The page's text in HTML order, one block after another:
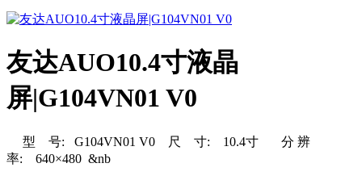
友达AUO10.4寸液晶
屏|G104VN01 V0
型 号: G104VN01 V0 尺 寸: 10.4寸 分 辨
率: 640×480 &nb